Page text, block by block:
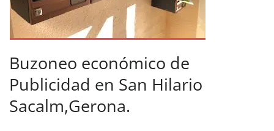
Buzoneo económico de
Publicidad en San Hilario
Sacalm,Gerona.